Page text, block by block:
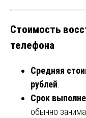
Стоимость
телефона
Средняя
рублей
Срок
обычно